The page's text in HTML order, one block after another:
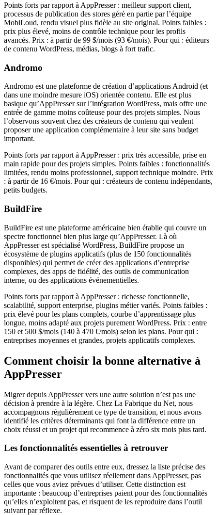
Points forts par rapport à AppPresser : meilleur support client,
processus de publication des stores géré en partie par l’équipe
MobiLoud, rendu visuel plus fidèle au site original. Points faibles :
prix plus élevé, moins de contrôle technique pour les profils
avancés. Prix : à partir de 99 $/mois (93 €/mois). Pour qui : éditeurs
de contenu WordPress, médias, blogs à fort trafic.
Andromo
Andromo est une plateforme de création d’applications Android (et
dans une moindre mesure iOS) orientée contenu. Elle est plus
basique qu’AppPresser sur l’intégration WordPress, mais offre une
entrée de gamme moins coûteuse pour des projets simples. Nous
l’observons souvent chez des créateurs de contenu qui veulent
proposer une application complémentaire à leur site sans budget
important.
Points forts par rapport à AppPresser : prix très accessible, prise en
main rapide pour des projets simples. Points faibles : fonctionnalités
limitées, rendu moins professionnel, support technique moindre. Prix
: à partir de 16 €/mois. Pour qui : créateurs de contenu indépendants,
petits budgets.
BuildFire
BuildFire est une plateforme américaine bien établie qui couvre un
spectre fonctionnel bien plus large qu’AppPresser. Là où
AppPresser est spécialisé WordPress, BuildFire propose un
écosystème de plugins applicatifs (plus de 150 fonctionnalités
disponibles) qui permet de créer des applications d’entreprise
complexes, des apps de fidélité, des outils de communication
interne, ou des applications événementielles.
Points forts par rapport à AppPresser : richesse fonctionnelle,
scalabilité, support enterprise, plugins métier variés. Points faibles :
prix élevé pour les plans complets, courbe d’apprentissage plus
longue, moins adapté aux projets purement WordPress. Prix : entre
150 et 500 $/mois (140 à 470 €/mois) selon les plans. Pour qui :
entreprises moyennes et grandes, projets applicatifs complexes.
Comment choisir la bonne alternative à
AppPresser
Migrer depuis AppPresser vers une autre solution n’est pas une
décision à prendre à la légère. Chez La Fabrique du Net, nous
accompagnons régulièrement ce type de transition, et nous avons
identifié les critères déterminants qui font la différence entre un
choix réussi et un projet qui recommence à zéro six mois plus tard.
Les fonctionnalités essentielles à retrouver
Avant de comparer des outils entre eux, dressez la liste précise des
fonctionnalités que vous utilisez réellement dans AppPresser, pas
celles que vous aviez prévues d’utiliser. Cette distinction est
importante : beaucoup d’entreprises paient pour des fonctionnalités
qu’elles n’exploitent pas, et risquent de les reproduire dans l’outil
suivant par réflexe.